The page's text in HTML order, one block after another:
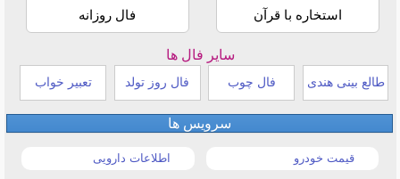
استخاره با قرآن فال روزانه
سایر فال ها
طالع بینی هندی فال چوب فال روز تولد تعبیر خواب
سرویس ها
قیمت خودرو اطلاعات دارویی